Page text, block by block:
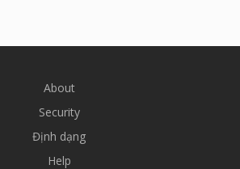
About
Security
Định dạng
Help